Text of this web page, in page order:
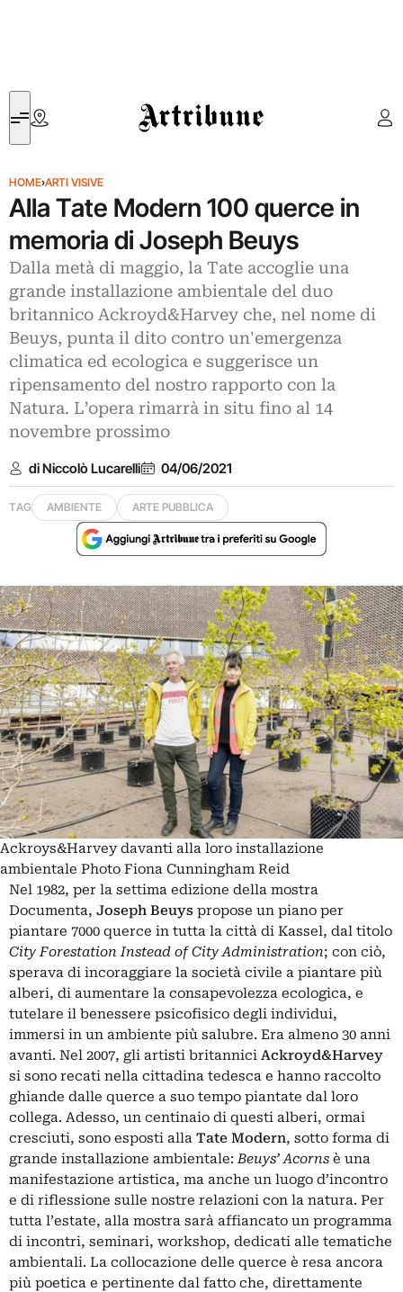
Artribune
HOME›ARTI VISIVE
Alla Tate Modern 100 querce in
memoria di Joseph Beuys
Dalla metà di maggio, la Tate accoglie una
grande installazione ambientale del duo
britannico Ackroyd&Harvey che, nel nome di
Beuys, punta il dito contro un'emergenza
climatica ed ecologica e suggerisce un
ripensamento del nostro rapporto con la
Natura. L’opera rimarrà in situ fino al 14
novembre prossimo
di Niccolò Lucarelli 04/06/2021
TAG AMBIENTE ARTE PUBBLICA
Ackroys&Harvey davanti alla loro installazione
ambientale Photo Fiona Cunningham Reid
Nel 1982, per la settima edizione della mostra
Documenta, Joseph Beuys propose un piano per
piantare 7000 querce in tutta la città di Kassel, dal titolo
City Forestation Instead of City Administration; con ciò,
sperava di incoraggiare la società civile a piantare più
alberi, di aumentare la consapevolezza ecologica, e
tutelare il benessere psicofisico degli individui,
immersi in un ambiente più salubre. Era almeno 30 anni
avanti. Nel 2007, gli artisti britannici Ackroyd&Harvey
si sono recati nella cittadina tedesca e hanno raccolto
ghiande dalle querce a suo tempo piantate dal loro
collega. Adesso, un centinaio di questi alberi, ormai
cresciuti, sono esposti alla Tate Modern, sotto forma di
grande installazione ambientale: Beuys’ Acorns è una
manifestazione artistica, ma anche un luogo d’incontro
e di riflessione sulle nostre relazioni con la natura. Per
tutta l’estate, alla mostra sarà affiancato un programma
di incontri, seminari, workshop, dedicati alle tematiche
ambientali. La collocazione delle querce è resa ancora
più poetica e pertinente dal fatto che, direttamente